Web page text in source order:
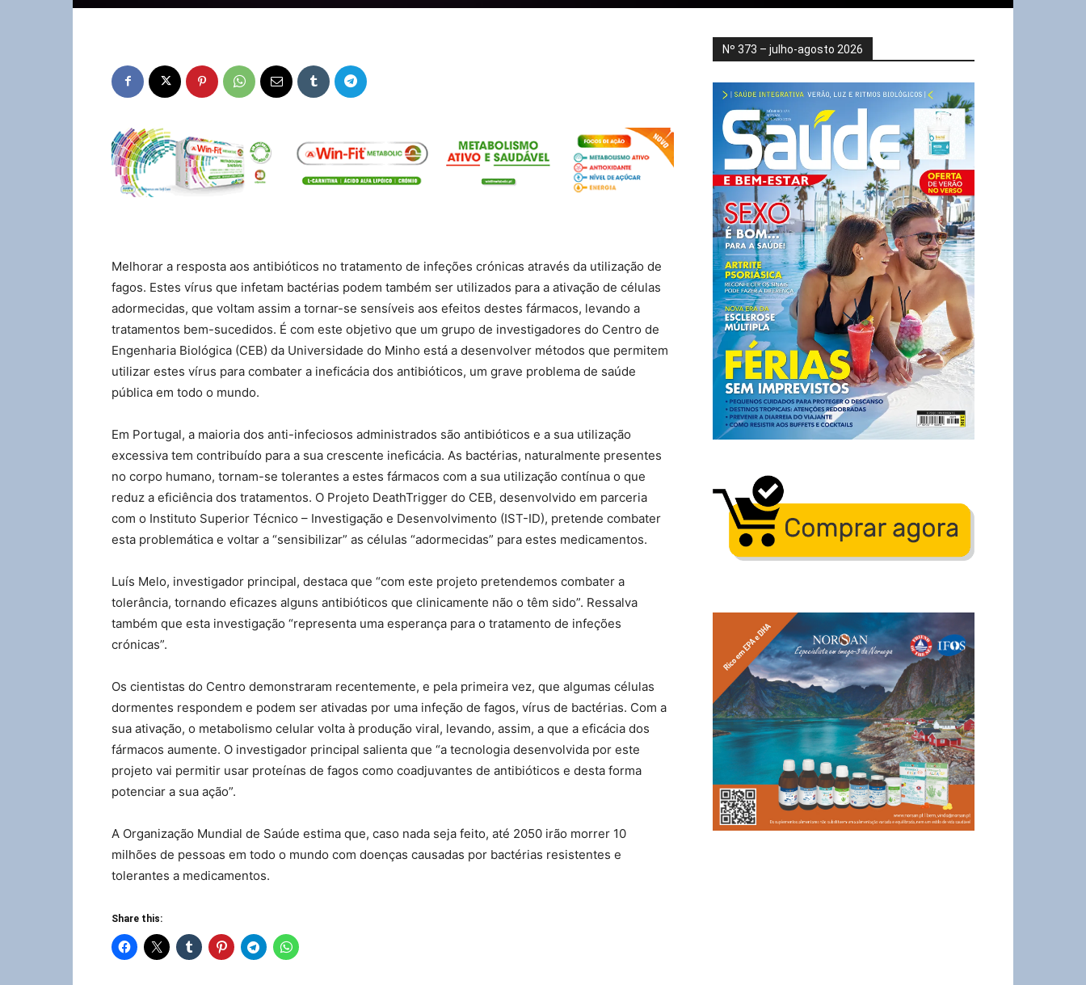
Melhorar a resposta aos antibióticos no tratamento de infeções crónicas através da utilização de
fagos. Estes vírus que infetam bactérias podem também ser utilizados para a ativação de células
adormecidas, que voltam assim a tornar-se sensíveis aos efeitos destes fármacos, levando a
tratamentos bem-sucedidos. É com este objetivo que um grupo de investigadores do Centro de
Engenharia Biológica (CEB) da Universidade do Minho está a desenvolver métodos que permitem
utilizar estes vírus para combater a ineficácia dos antibióticos, um grave problema de saúde
pública em todo o mundo.
Em Portugal, a maioria dos anti-infeciosos administrados são antibióticos e a sua utilização
excessiva tem contribuído para a sua crescente ineficácia. As bactérias, naturalmente presentes
no corpo humano, tornam-se tolerantes a estes fármacos com a sua utilização contínua o que
reduz a eficiência dos tratamentos. O Projeto DeathTrigger do CEB, desenvolvido em parceria
com o Instituto Superior Técnico – Investigação e Desenvolvimento (IST-ID), pretende combater
esta problemática e voltar a “sensibilizar” as células “adormecidas” para estes medicamentos.
Luís Melo, investigador principal, destaca que “com este projeto pretendemos combater a
tolerância, tornando eficazes alguns antibióticos que clinicamente não o têm sido”. Ressalva
também que esta investigação “representa uma esperança para o tratamento de infeções
crónicas”.
Os cientistas do Centro demonstraram recentemente, e pela primeira vez, que algumas células
dormentes respondem e podem ser ativadas por uma infeção de fagos, vírus de bactérias. Com a
sua ativação, o metabolismo celular volta à produção viral, levando, assim, a que a eficácia dos
fármacos aumente. O investigador principal salienta que “a tecnologia desenvolvida por este
projeto vai permitir usar proteínas de fagos como coadjuvantes de antibióticos e desta forma
potenciar a sua ação”.
A Organização Mundial de Saúde estima que, caso nada seja feito, até 2050 irão morrer 10
milhões de pessoas em todo o mundo com doenças causadas por bactérias resistentes e
tolerantes a medicamentos.
Share this:
Nº 373 – julho-agosto 2026